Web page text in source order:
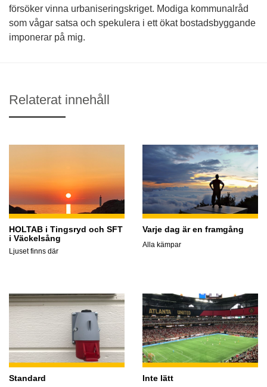
försöker vinna urbaniseringskriget. Modiga kommunalråd
som vågar satsa och spekulera i ett ökat bostadsbyggande
imponerar på mig.
Relaterat innehåll
HOLTAB i Tingsryd och SFT
i Väckelsång
Ljuset finns där
Varje dag är en framgång
Alla kämpar
Standard Inte lätt